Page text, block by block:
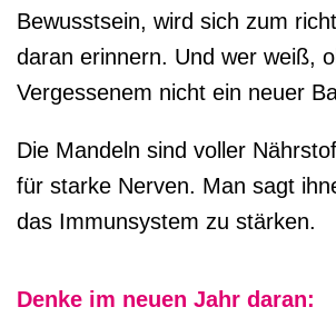
Bewusstsein, wird sich zum
daran erinnern. Und wer weiß,
Vergessenem nicht ein neuer
Die Mandeln sind voller
für starke Nerven. Man sagt
das Immunsystem zu stärken.
Denke im neuen Jahr daran: